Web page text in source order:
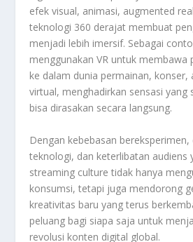
efek visual, animasi, augmented
teknologi 360 derajat membuat
menjadi lebih imersif. Sebagai
menggunakan VR untuk membawa
ke dalam dunia permainan, konser,
virtual, menghadirkan sensasi yang
bisa dirasakan secara langsung.
Dengan kebebasan bereksperimen,
teknologi, dan keterlibatan audiens
streaming culture tidak hanya
konsumsi, tetapi juga mendorong
kreativitas baru yang terus
peluang bagi siapa saja untuk
revolusi konten digital global.